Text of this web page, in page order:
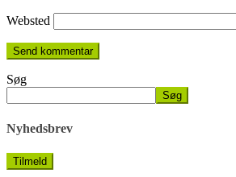
Websted
Søg
Søg
Nyhedsbrev